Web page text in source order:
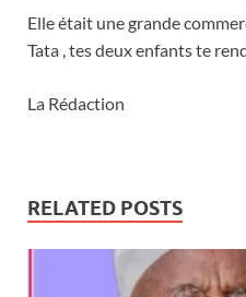
Elle était une grande
Tata , tes deux enfants te
La Rédaction
RELATED POSTS